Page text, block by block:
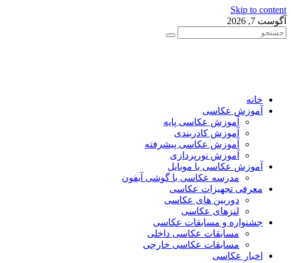
Skip to content
آگوست 7, 2026
خانه
آموزش عکاسی
آموزش عکاسی پایه
آموزش کادربندی
آموزش عکاسی پیشرفته
آموزش نورپردازی
آموزش عکاسی با موبایل
مدرسه عکاسی با گوشی آیفون
معرفی تجهیزات عکاسی
دوربین های عکاسی
لنزهای عکاسی
جشنواره و مسابقات عکاسی
مسابقات عکاسی داخلی
مسابقات عکاسی خارجی
اخبار عکاسی